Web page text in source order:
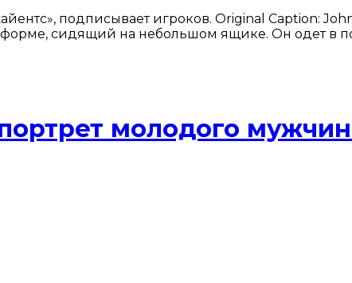
подписывает игроков. Original Caption: John
сидящий на небольшом ящике. Он одет в
молодого